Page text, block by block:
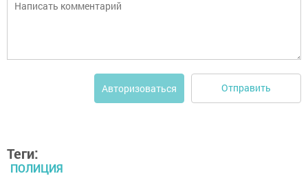
Авторизоваться Отправить
Теги:
ПОЛИЦИЯ